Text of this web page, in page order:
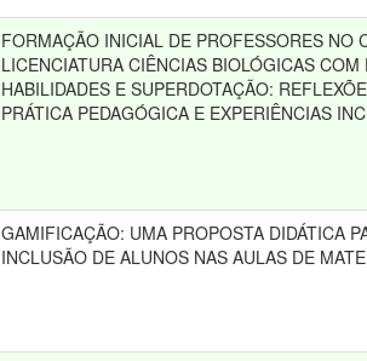
FORMAÇÃO INICIAL DE PROFESSORES NO
LICENCIATURA CIÊNCIAS BIOLÓGICAS COM
HABILIDADES E SUPERDOTAÇÃO:
PRÁTICA PEDAGÓGICA E EXPERIÊNCIAS
GAMIFICAÇÃO: UMA PROPOSTA DIDÁTICA
INCLUSÃO DE ALUNOS NAS AULAS DE